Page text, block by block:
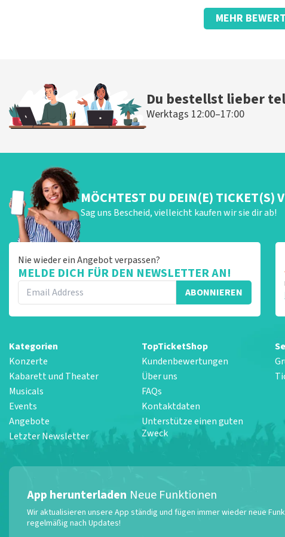
TopTicketShop
MEHR
Du bestellst lieber
Werktags 12:00–17:00
MÖCHTEST DU DEIN(E) TICKET(S)
Sag uns Bescheid, vielleicht kaufen wir sie dir ab!
Nie wieder ein Angebot verpassen?
MELDE DICH FÜR DEN NEWSLETTER AN!
ABONNIEREN
Kategorien
Konzerte
Kabarett und Theater
Musicals
Events
Angebote
Letzter Newsletter
TopTicketShop
Kundenbewertungen
Über uns
FAQs
Kontaktdaten
Unterstütze einen guten
Zweck
App herunterladen Neue Funktionen
Wir aktualisieren unsere App ständig und fügen immer wieder neue
regelmäßig nach Updates!